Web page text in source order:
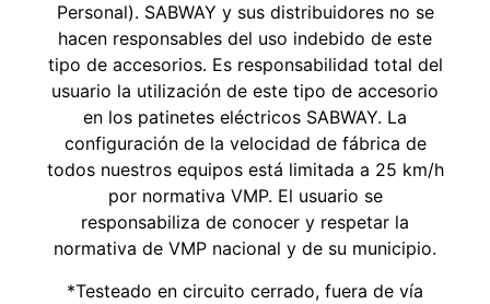
Personal). SABWAY y sus distribuidores no se
hacen responsables del uso indebido de este
tipo de accesorios. Es responsabilidad total del
usuario la utilización de este tipo de accesorio
en los patinetes eléctricos SABWAY. La
configuración de la velocidad de fábrica de
todos nuestros equipos está limitada a 25 km/h
por normativa VMP. El usuario se
responsabiliza de conocer y respetar la
normativa de VMP nacional y de su municipio.
*Testeado en circuito cerrado, fuera de vía